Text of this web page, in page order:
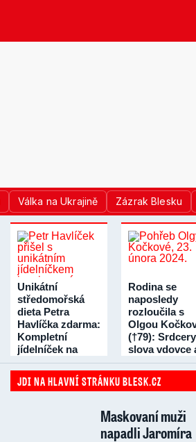
Válka na Ukrajině Zázrak Blesku
Unikátní
středomořská
dieta Petra
Havlíčka zdarma:
Kompletní
jídelníček na
třicet dní!
Rodina se
naposledy
rozloučila s
Olgou
(†79):
slova vdovce
JDI NA HLAVNÍ STRÁNKU BLESK.CZ
Maskovaní muži
napadli Jaromíra